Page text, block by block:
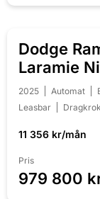
Dodge
Laramie
/Moms
2025 Automat
Leasbar
Dragkrok
11 356 kr/mån
Pris
979 800